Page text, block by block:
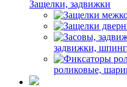
Защелки, задвижки
задвижки,
роликовые,